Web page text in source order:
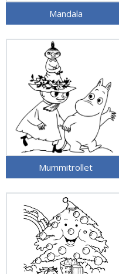
Mandala
Mummitrollet